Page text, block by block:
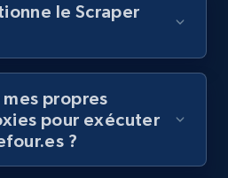
- Discovery records
md5, Video url,
and more.
le Scraper
propres
pour exécuter
?